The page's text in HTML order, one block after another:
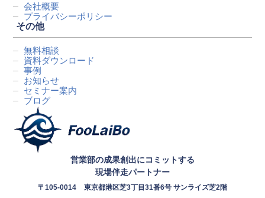
営業部の成果創出にコミットする
現場伴走パートナー
〒105-0014 東京都港区芝3丁目31番6号 サンライズ芝2階
会社概要
プライバシーポリシー
その他
無料相談
資料ダウンロード
事例
お知らせ
セミナー案内
ブログ